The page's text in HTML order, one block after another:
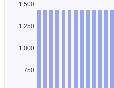
750
1,000
1,250
1,500